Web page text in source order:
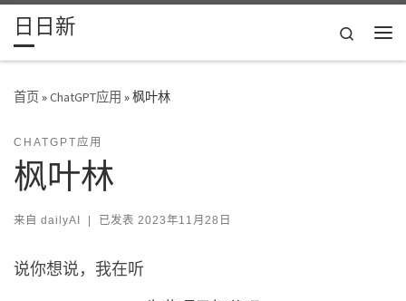
Skip to content
日日新
Search
首页»ChatGPT应用 »枫叶林
CHATGPT应用
枫叶林
来自 dailyAI | 已发表 2023年11月28日
说你想说，我在听